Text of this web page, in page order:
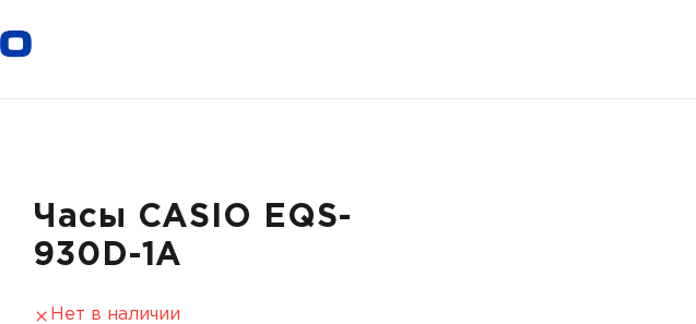
Часы CASIO EQS-
930D-1A
Нет в наличии